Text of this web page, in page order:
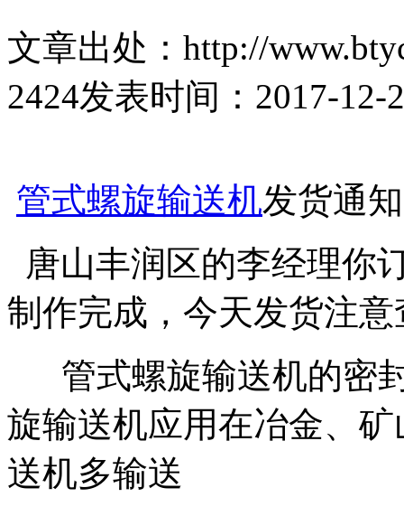
文章出处：http://
2424发表时间：2017-12-
管式螺旋输送机发货通知
唐山丰润区的李经理你
制作完成，今天发货注意
管式螺旋输送机的密
旋输送机应用在冶金、
送机多输送